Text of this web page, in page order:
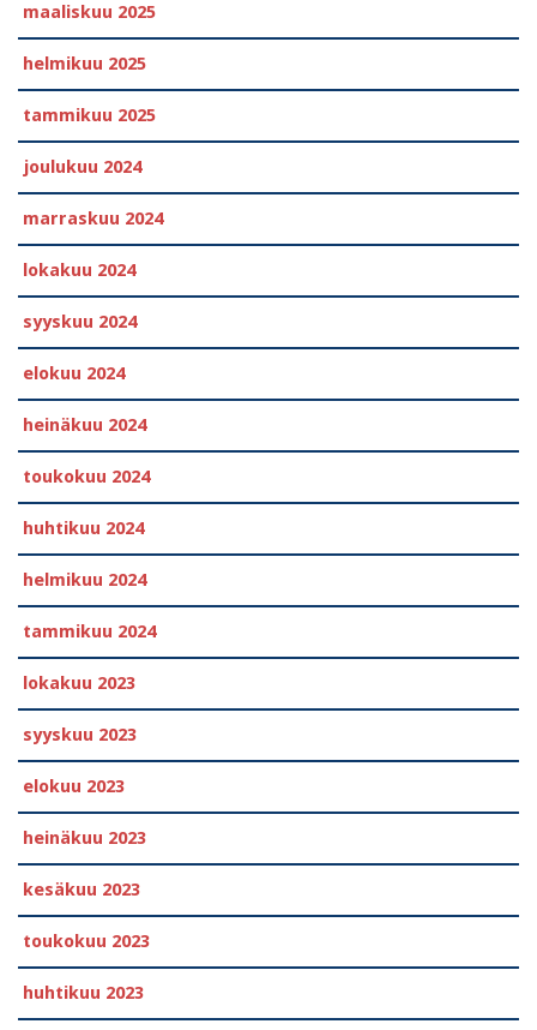
maaliskuu 2025
helmikuu 2025
tammikuu 2025
joulukuu 2024
marraskuu 2024
lokakuu 2024
syyskuu 2024
elokuu 2024
heinäkuu 2024
toukokuu 2024
huhtikuu 2024
helmikuu 2024
tammikuu 2024
lokakuu 2023
syyskuu 2023
elokuu 2023
heinäkuu 2023
kesäkuu 2023
toukokuu 2023
huhtikuu 2023